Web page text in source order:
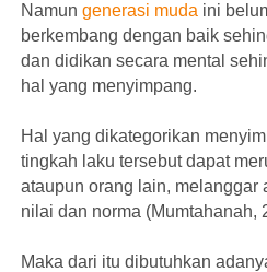
Namungenerasi muda ini
berkembang dengan baik
dan didikan secara mental
hal yang menyimpang.
Hal yang dikategorikan
tingkah laku tersebut dapat
ataupun orang lain, melanggar
nilai dan norma (Mumtahanah,
Maka dari itu dibutuhkan